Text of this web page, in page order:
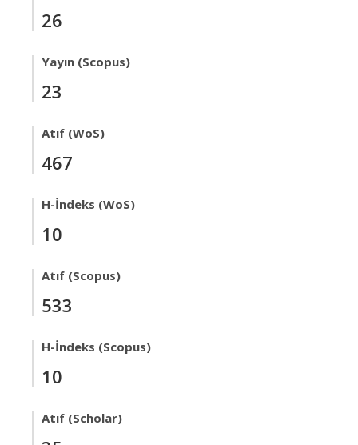
26
Yayın (Scopus)
23
Atıf (WoS)
467
H-İndeks (WoS)
10
Atıf (Scopus)
533
H-İndeks (Scopus)
10
Atıf (Scholar)